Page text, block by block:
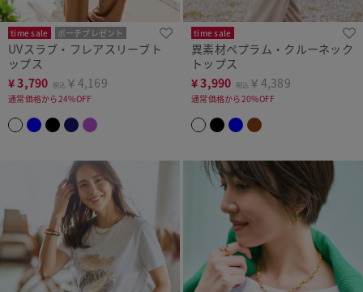
time sale
ポーチプレゼント
洗濯機可
UVスラブ・フレアスリーブト
ップス
¥3,790 税込 ￥4,169
通常価格から24%OFF
time sale
異素材ペプラム・クルーネック
トップス
¥3,990 税込 ￥4,389
通常価格から20%OFF